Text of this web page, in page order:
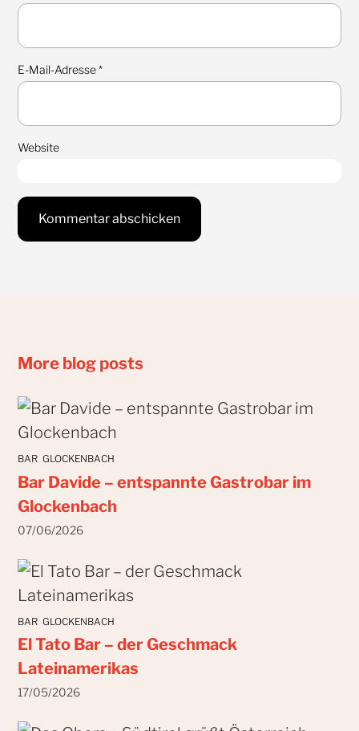
E-Mail-Adresse*
Website
More blog posts
BAR GLOCKENBACH
Bar Davide – entspannte Gastrobar im
Glockenbach
07/06/2026
BAR GLOCKENBACH
El Tato Bar – der Geschmack
Lateinamerikas
17/05/2026